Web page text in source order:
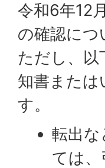
令和6年12
の確認につ
ただし、以
知書また
す。
転出
ては